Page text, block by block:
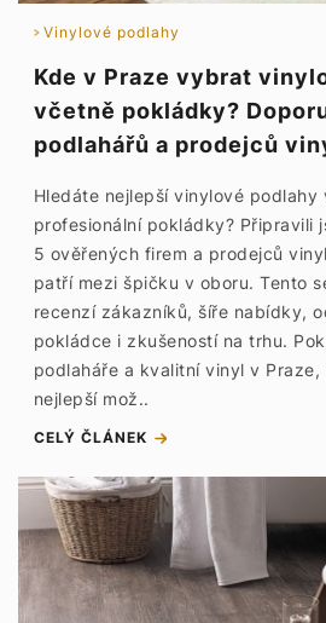
Vinylové podlahy
Kde v Praze vybrat
včetně pokládky?
podlahářů a prodejců
Hledáte nejlepší vinylové podlahy
profesionální pokládky? Připravili
5 ověřených firem a prodejců
patří mezi špičku v oboru. Tento
recenzí zákazníků, šíře nabídky,
pokládce i zkušeností na trhu.
podlaháře a kvalitní vinyl v
nejlepší mož..
CELÝ ČLÁNEK